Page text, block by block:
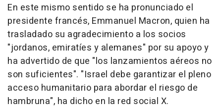
En este mismo sentido se ha pronunciado el
presidente francés, Emmanuel Macron, quien ha
trasladado su agradecimiento a los socios
"jordanos, emiratíes y alemanes" por su apoyo y
ha advertido de que "los lanzamientos aéreos no
son suficientes". "Israel debe garantizar el pleno
acceso humanitario para abordar el riesgo de
hambruna", ha dicho en la red social X.